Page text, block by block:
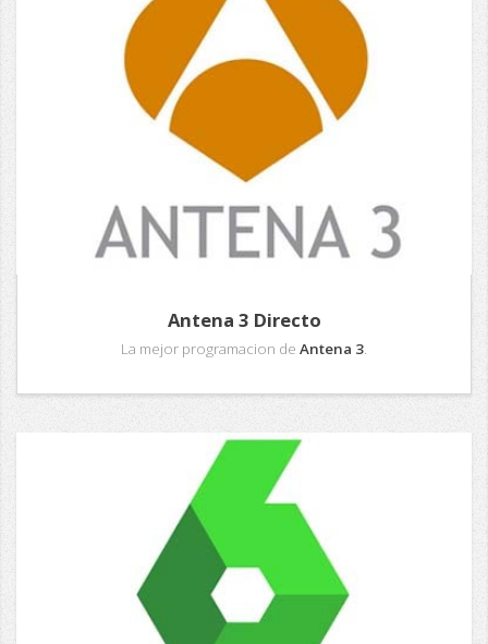
Antena 3 Directo
La mejor programacion de Antena 3.